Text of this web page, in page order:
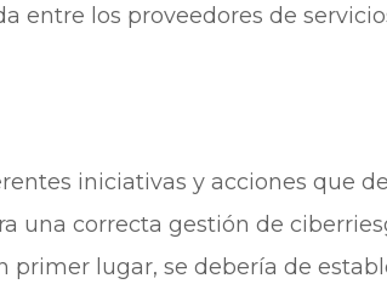
entre los proveedores de
iniciativas y acciones que
una correcta gestión de
primer lugar, se debería de